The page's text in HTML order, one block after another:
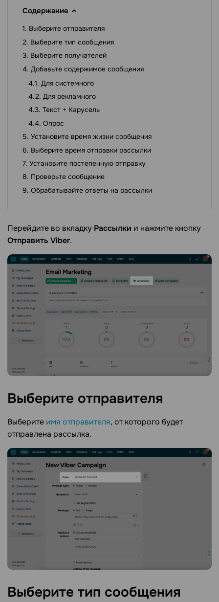
Содержание
Выберите отправителя
Выберите тип сообщения
Выберите получателей
Добавьте содержимое сообщения
Для системного
Для рекламного
Текст + Карусель
Опрос
Установите время жизни сообщения
Выберите время отправки рассылки
Установите постепенную отправку
Проверьте сообщение
Обрабатывайте ответы на рассылки
Перейдите во вкладку Рассылки и нажмите кнопку
Отправить Viber.
Выберите отправителя
Выберите имя отправителя, от которого будет
отправлена рассылка.
Выберите тип сообщения